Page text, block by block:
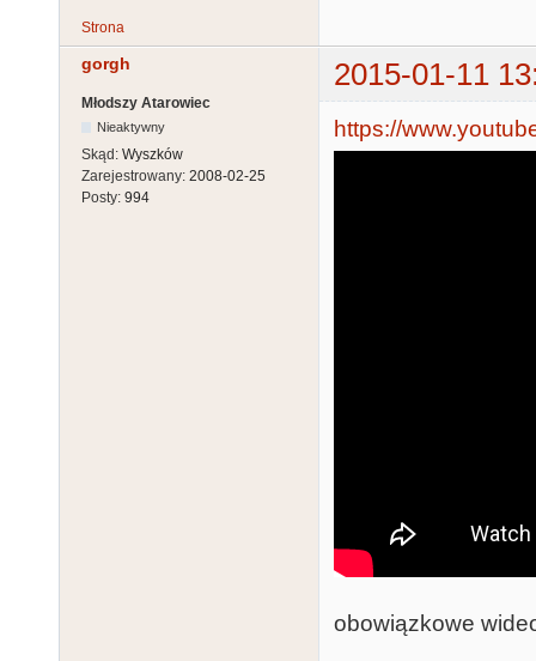
Strona
gorgh 2015-01-11
Młodszy Atarowiec
Nieaktywny
Skąd: Wyszków
Zarejestrowany: 2008-02-25
Posty: 994
https://
obowiązkowe